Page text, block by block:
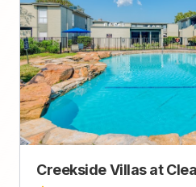
Creekside Villas at